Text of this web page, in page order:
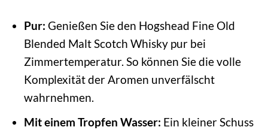
Pur: Genießen Sie den Hogshead Fine Old
Blended Malt Scotch Whisky pur bei
Zimmertemperatur. So können Sie die volle
Komplexität der Aromen unverfälscht
wahrnehmen.
Mit einem Tropfen Wasser: Ein kleiner Schuss